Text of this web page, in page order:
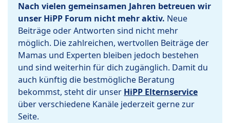
Nach vielen gemeinsamen Jahren betreuen wir
unser HiPP Forum nicht mehr aktiv. Neue
Beiträge oder Antworten sind nicht mehr
möglich. Die zahlreichen, wertvollen Beiträge der
Mamas und Experten bleiben jedoch bestehen
und sind weiterhin für dich zugänglich. Damit du
auch künftig die bestmögliche Beratung
bekommst, steht dir unser HiPP Elternservice
über verschiedene Kanäle jederzeit gerne zur
Seite.